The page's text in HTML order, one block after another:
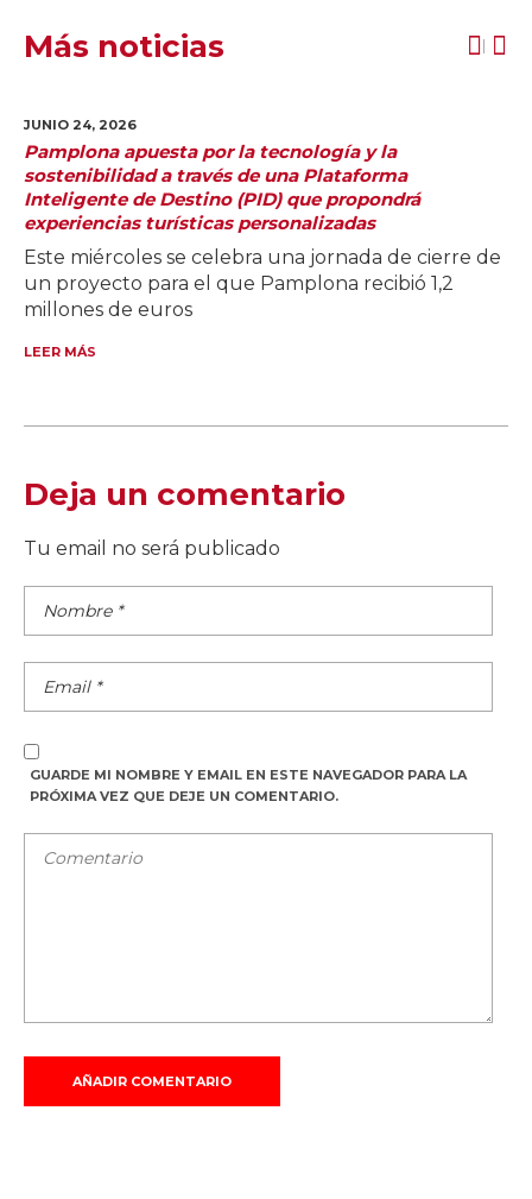
Más noticias
JUNIO 24, 2026
Pamplona apuesta por la tecnología y la
sostenibilidad a través de una Plataforma
Inteligente de Destino (PID) que propondrá
experiencias turísticas personalizadas
Este miércoles se celebra una jornada de cierre de
un proyecto para el que Pamplona recibió 1,2
millones de euros
LEER MÁS
Deja un comentario
Tu email no será publicado
GUARDE MI NOMBRE Y EMAIL EN ESTE NAVEGADOR PARA LA
PRÓXIMA VEZ QUE DEJE UN COMENTARIO.